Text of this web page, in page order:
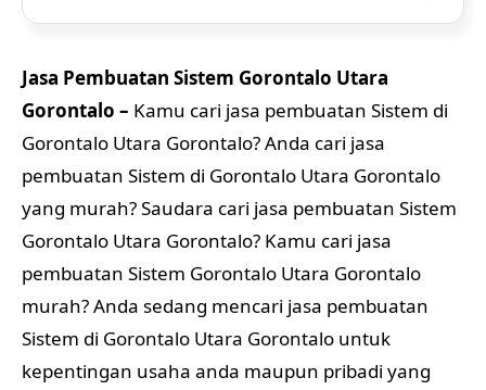
Jasa Pembuatan Sistem Gorontalo Utara
Gorontalo – Kamu cari jasa pembuatan Sistem di
Gorontalo Utara Gorontalo? Anda cari jasa
pembuatan Sistem di Gorontalo Utara Gorontalo
yang murah? Saudara cari jasa pembuatan Sistem
Gorontalo Utara Gorontalo? Kamu cari jasa
pembuatan Sistem Gorontalo Utara Gorontalo
murah? Anda sedang mencari jasa pembuatan
Sistem di Gorontalo Utara Gorontalo untuk
kepentingan usaha anda maupun pribadi yang